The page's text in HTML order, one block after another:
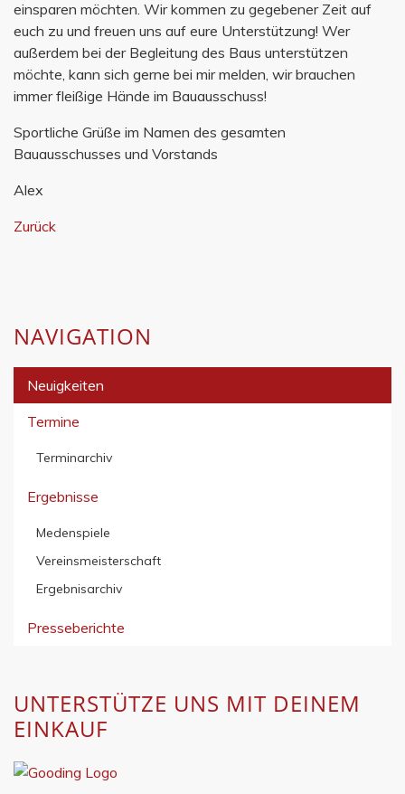
einsparen möchten. Wir kommen zu gegebener Zeit auf
euch zu und freuen uns auf eure Unterstützung! Wer
außerdem bei der Begleitung des Baus unterstützen
möchte, kann sich gerne bei mir melden, wir brauchen
immer fleißige Hände im Bauausschuss!
Sportliche Grüße im Namen des gesamten
Bauausschusses und Vorstands
Alex
Zurück
NAVIGATION
Neuigkeiten
Termine
Terminarchiv
Ergebnisse
Medenspiele
Vereinsmeisterschaft
Ergebnisarchiv
Presseberichte
UNTERSTÜTZE UNS MIT DEINEM
EINKAUF